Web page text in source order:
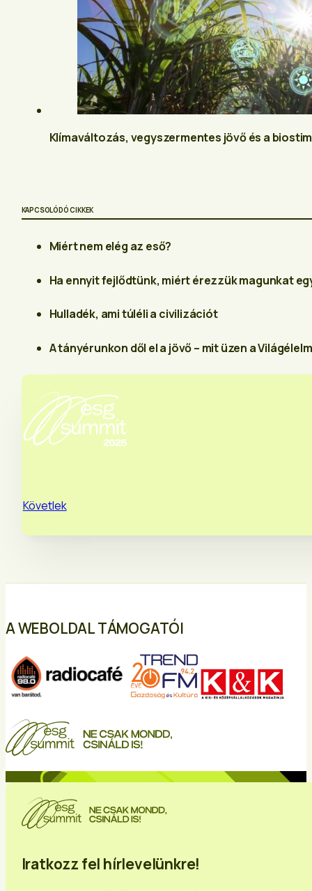
Klímaváltozás, vegyszermentes jövő és a
KAPCSOLÓDÓ CIKKEK
Miért nem elég az eső?
Ha ennyit fejlődtünk, miért érezzük magunkat
Hulladék, ami túléli a civilizációt
A tányérunkon dől el a jövő – mit üzen a
Követlek
A WEBOLDAL TÁMOGATÓI
Iratkozz fel hírlevelünkre!